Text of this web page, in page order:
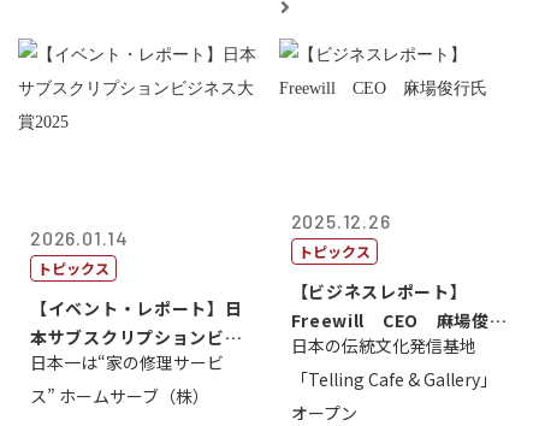
2026.01.14
トピックス
【イベント・レポート】日
本サブスクリプションビジ
ネス大賞20...
日本一は“家の修理サービ
ス” ホームサーブ（株）
2025.12.26
トピックス
【ビジネスレポート】
Freewill CEO 麻場俊行
氏
日本の伝統文化発信基地
「Telling Cafe & Gallery」
オープン